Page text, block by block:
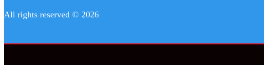
All rights reserved © 2026